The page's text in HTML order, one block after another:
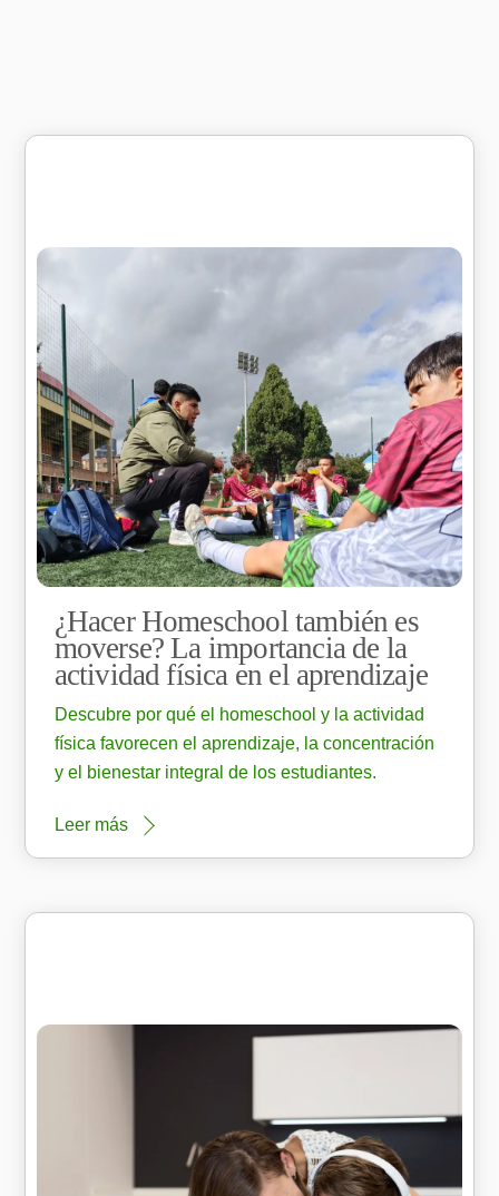
¿Hacer Homeschool también es
moverse? La importancia de la
actividad física en el aprendizaje
Descubre por qué el homeschool y la actividad
física favorecen el aprendizaje, la concentración
y el bienestar integral de los estudiantes.
Leer más